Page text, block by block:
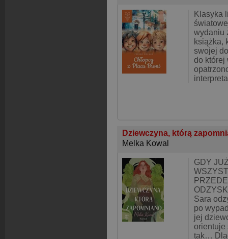
Klasyka
wydaniu
książka,
swojej
do której
Dziewczyna, którą
Melka Kowal
GDY
Sara
po
jej
orientuje
tak…